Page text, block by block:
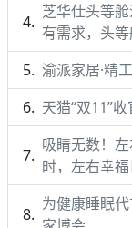
芝华仕头等
有需求，头
渝派家居·精
天猫“双11”
吸睛无数！
时，左右幸
为健康睡眠